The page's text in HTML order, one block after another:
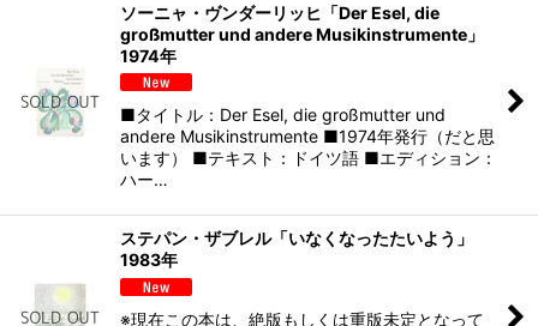
ソーニャ・ヴンダーリッヒ「Der Esel, die
großmutter und andere Musikinstrumente」
1974年
■タイトル：Der Esel, die großmutter und
andere Musikinstrumente ■1974年発行（だと思
います） ■テキスト：ドイツ語 ■エディション：
ハー…
ステパン・ザブレル「いなくなったたいよう」
1983年
※現在この本は、絶版もしくは重版未定となって